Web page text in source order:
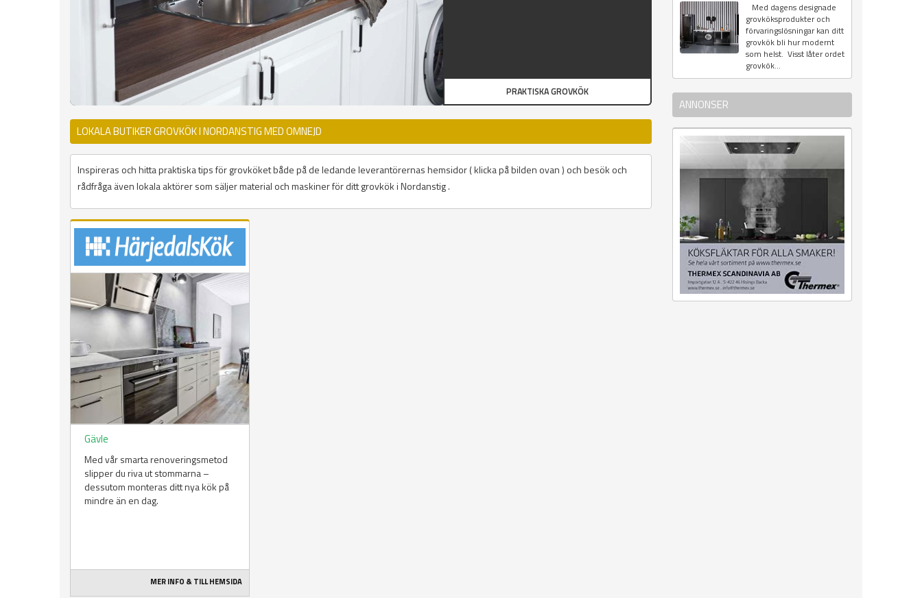
PRAKTISKA GROVKÖK
LOKALA BUTIKER GROVKÖK I NORDANSTIG MED OMNEJD
Inspireras och hitta praktiska tips för grovköket både på de ledande leverantörernas hemsidor ( klicka på bilden ovan ) och besök och
rådfråga även lokala aktörer som säljer material och maskiner för ditt grovkök i Nordanstig .
Gävle
Med vår smarta renoveringsmetod
slipper du riva ut stommarna –
dessutom monteras ditt nya kök på
mindre än en dag.
MER INFO & TILL HEMSIDA
Med dagens designade
grovköksprodukter och
förvaringslösningar kan ditt
grovkök bli hur modernt
som helst. Visst låter ordet
grovkök...
ANNONSER